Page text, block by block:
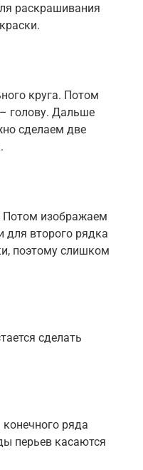
раскрашивания
круга. Потом
голову. Дальше
сделаем две
Потом изображаем
второго рядка
поэтому слишком
сделать
ряда
перьев касаются